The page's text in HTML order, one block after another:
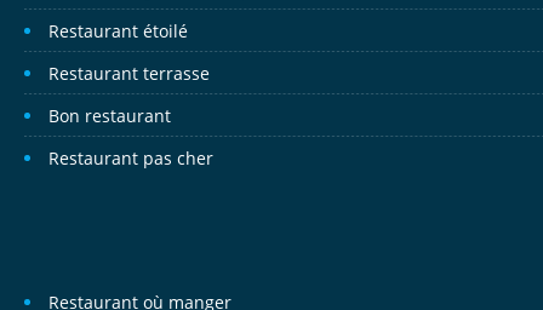
Restaurant étoilé
Restaurant terrasse
Bon restaurant
Restaurant pas cher
Restaurant où manger